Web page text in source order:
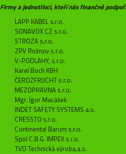
Firmy a jednotlivci, kteří nás finančně
LAPP KABEL s.r.o.
SONAVOX CZ s.r.o.
STROZA s.r.o.
ZPV Rožnov s.r.o.
V-PODLAHY, s.r.o.
Karel Boch KBH
ČEROZFRUCHT s.r.o.
MEZOPRAVNA s.r.o.
Mgr. Igor Macášek
INDET SAFETY SYSTEMS a.s.
CRESSTO s.r.o.
Continental Barum s.r.o.
Spol C.B.G. IMPEX s.r.o.
TVD Technická výroba,a.s.